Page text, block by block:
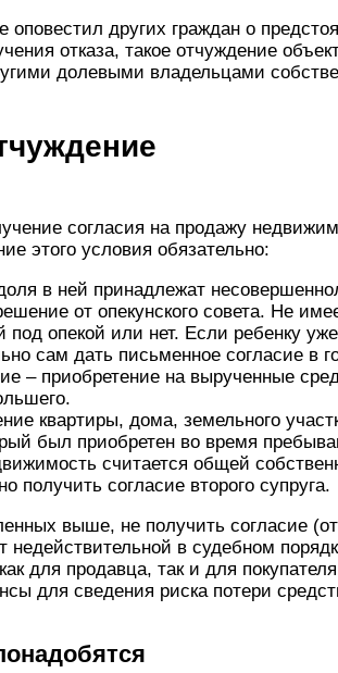
оповестил других граждан о
отказа, такое отчуждение
долевыми владельцами
согласия на продажу
этого условия обязательно:
в ней принадлежат
от опекунского совета. Не
под опекой или нет. Если ребенку
сам дать письменное согласие в
– приобретение на вырученные
квартиры, дома, земельного
был приобретен во время
считается общей
получить согласие второго супруга.
выше, не получить согласие (от
недействительной в судебном
для продавца, так и для
для сведения риска потери